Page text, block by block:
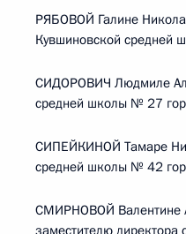
РЯБОВОЙ Галине
Кувшиновской средней
СИДОРОВИЧ Людмиле
средней школы № 27
СИПЕЙКИНОЙ Тамаре
средней школы № 42
СМИРНОВОЙ Валентине
заместителю